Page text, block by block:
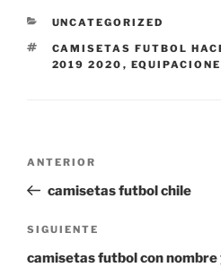
CATEGORÍAS
UNCATEGORIZED
ETIQUETAS
CAMISETAS FUTBOL
2019 2020 ,
entradas
Entrada
anterior:
ANTERIOR
camisetas futbol chile
Siguiente
entrada
SIGUIENTE
camisetas futbol con nombre